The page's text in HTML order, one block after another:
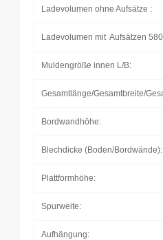
Ladevolumen ohne Aufsätze :
Ladevolumen mit Aufsätzen
Muldengröße innen L/B:
Gesamtlänge/Gesamtbreite/
Bordwandhöhe:
Blechdicke (Boden/Bordwände):
Plattformhöhe:
Spurweite:
Aufhängung: